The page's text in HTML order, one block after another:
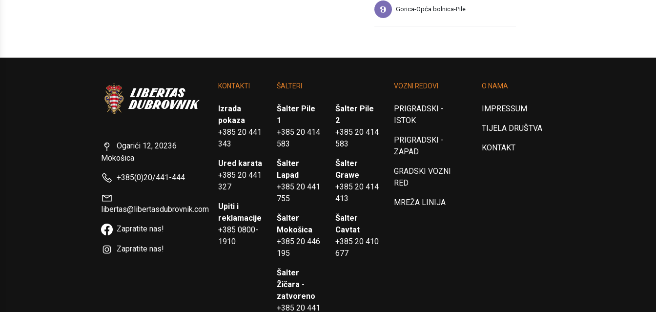
9 Gorica-Opća bolnica-Pile
Ogarići 12, 20236
Mokošica
+385(0)20/441-444
libertas@libertasdubrovnik.com
Zapratite nas!
Zapratite nas!
KONTAKTI
Izrada
pokaza
+385 20 441
343
Ured karata
+385 20 441
327
Upiti i
reklamacije
+385 0800-
1910
ŠALTERI
Šalter Pile
1
+385 20 414
583
Šalter Pile
2
+385 20 414
583
Šalter
Lapad
+385 20 441
755
Šalter
Grawe
+385 20 414
413
Šalter
Mokošica
+385 20 446
195
Šalter
Cavtat
+385 20 410
677
Šalter
Žičara -
zatvoreno
+385 20 441
VOZNI REDOVI
PRIGRADSKI -
ISTOK
PRIGRADSKI -
ZAPAD
GRADSKI VOZNI
RED
MREŽA LINIJA
O NAMA
IMPRESSUM
TIJELA DRUŠTVA
KONTAKT